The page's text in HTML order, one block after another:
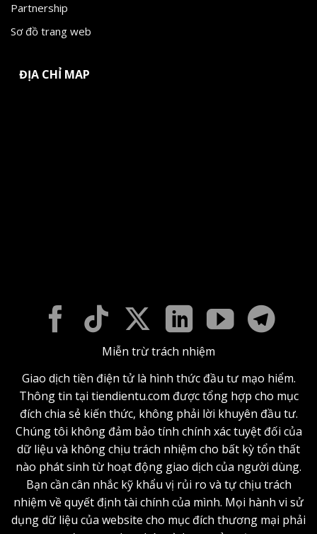
Partnership
Sơ đồ trang web
ĐỊA CHỈ MAP
Miễn trừ trách nhiệm
Giao dịch tiền điện tử là hình thức đầu tư mạo hiểm.
Thông tin tại tiendientu.com được tổng hợp cho mục
đích chia sẻ kiến thức, không phải lời khuyên đầu tư.
Chúng tôi không đảm bảo tính chính xác tuyệt đối của
dữ liệu và không chịu trách nhiệm cho bất kỳ tổn thất
nào phát sinh từ hoạt động giao dịch của người dùng.
Bạn cần cân nhắc kỹ khẩu vị rủi ro và tự chịu trách
nhiệm về quyết định tài chính của mình. Mọi hành vi sử
dụng dữ liệu của website cho mục đích thương mại phải